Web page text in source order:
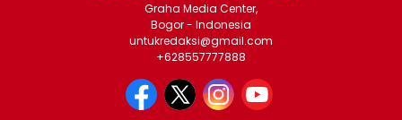
Graha Media Center,
Bogor - Indonesia
untukredaksi@gmail.com
+628557777888